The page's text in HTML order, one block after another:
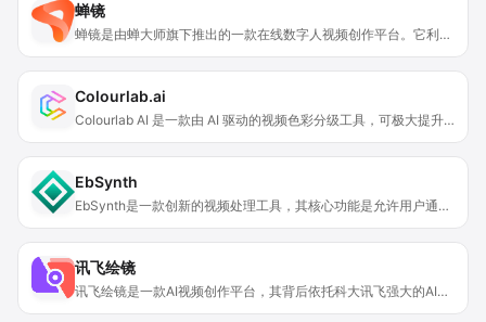
蝉镜
蝉镜是由蝉大师旗下推出的一款在线数字人视频创作平台。它利用AI技术，极大地简化了视频创作过程。产品的重要性在于解决了传统视频创作中成本高、效率低、效果难预测等痛点。其主要优点包括操作便捷，能快速生成视频；拥有100 + 精品数字人形象库供用户选择；可根据不同场景和需求进行定制化创作等。在价格方面，文中未明确提及，推测可能有免费试用模式，后续可能会采用付费模式。产品定位是为企业和个人提供一站式数字人短视频创作解决方案，覆盖海量专业营销场景。
Colourlab.ai
Colourlab AI 是一款由 AI 驱动的视频色彩分级工具，可极大提升视频处理效率。其重要性在于通过自动化功能节省大量手动调色时间，为创作者带来专业的色彩分级效果。产品的主要优点包括速度快（版本 3.5 比之前快 22 倍）、处理均在本地完成保障了数据安全、支持多种专业色彩空间等。它有 Creator 和 Pro 两个版本，Creator 版本适合普通编辑和电影制作人，可在常用编辑软件中快速实现 AI 驱动的色彩分级；Pro 版本则针对高端后期制作和 VFX 专业人士，提供了如胶片仿真和纹理仿真等更多高级功能。该产品受到顶级工作室和专业人士的信赖。目前提供免费试用，无需信用卡，价格详情暂未提及。
EbSynth
EbSynth是一款创新的视频处理工具，其核心功能是允许用户通过绘制单帧图像，将该绘画风格或效果智能地传播到整个视频素材中。主要优点在于操作相对简便，即使只绘制一帧，也能让整个视频具有统一的艺术风格，大大节省了为视频逐帧绘制的时间和精力。而且其Beta版本速度更快、性能更强、使用更便捷。产品定位是服务于有视频艺术化需求的用户，目前未提及价格相关信息。
讯飞绘镜
讯飞绘镜是一款AI视频创作平台，其背后依托科大讯飞强大的AI技术。它的重要性在于极大地提高了视频创作的效率，降低了创作门槛，让更多人可以轻松实现创意表达。主要优点包括支持快速生成图片与视频，能将创意转化为具体的脚本和分镜，再将静态分镜转化为动态视频。在价格方面，有付费会员体系，同时还会赠送付费用户VIP体验。产品定位为面向广大创作者的智能创作辅助平台，帮助他们高效捕捉灵感，完成视频创作。